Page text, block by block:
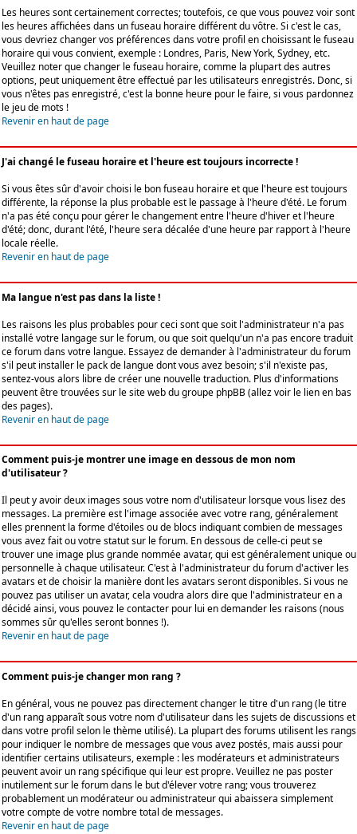
Les heures sont certainement correctes; toutefois, ce que vous pouvez voir sont
les heures affichées dans un fuseau horaire différent du vôtre. Si c'est le cas,
vous devriez changer vos préférences dans votre profil en choisissant le fuseau
horaire qui vous convient, exemple : Londres, Paris, New York, Sydney, etc.
Veuillez noter que changer le fuseau horaire, comme la plupart des autres
options, peut uniquement être effectué par les utilisateurs enregistrés. Donc, si
vous n'êtes pas enregistré, c'est la bonne heure pour le faire, si vous pardonnez
le jeu de mots !
Revenir en haut de page
J'ai changé le fuseau horaire et l'heure est toujours incorrecte !
Si vous êtes sûr d'avoir choisi le bon fuseau horaire et que l'heure est toujours
différente, la réponse la plus probable est le passage à l'heure d'été. Le forum
n'a pas été conçu pour gérer le changement entre l'heure d'hiver et l'heure
d'été; donc, durant l'été, l'heure sera décalée d'une heure par rapport à l'heure
locale réelle.
Revenir en haut de page
Ma langue n'est pas dans la liste !
Les raisons les plus probables pour ceci sont que soit l'administrateur n'a pas
installé votre langage sur le forum, ou que soit quelqu'un n'a pas encore traduit
ce forum dans votre langue. Essayez de demander à l'administrateur du forum
s'il peut installer le pack de langue dont vous avez besoin; s'il n'existe pas,
sentez-vous alors libre de créer une nouvelle traduction. Plus d'informations
peuvent être trouvées sur le site web du groupe phpBB (allez voir le lien en bas
des pages).
Revenir en haut de page
Comment puis-je montrer une image en dessous de mon nom
d'utilisateur ?
Il peut y avoir deux images sous votre nom d'utilisateur lorsque vous lisez des
messages. La première est l'image associée avec votre rang, généralement
elles prennent la forme d'étoiles ou de blocs indiquant combien de messages
vous avez fait ou votre statut sur le forum. En dessous de celle-ci peut se
trouver une image plus grande nommée avatar, qui est généralement unique ou
personnelle à chaque utilisateur. C'est à l'administrateur du forum d'activer les
avatars et de choisir la manière dont les avatars seront disponibles. Si vous ne
pouvez pas utiliser un avatar, cela voudra alors dire que l'administrateur en a
décidé ainsi, vous pouvez le contacter pour lui en demander les raisons (nous
sommes sûr qu'elles seront bonnes !).
Revenir en haut de page
Comment puis-je changer mon rang ?
En général, vous ne pouvez pas directement changer le titre d'un rang (le titre
d'un rang apparaît sous votre nom d'utilisateur dans les sujets de discussions et
dans votre profil selon le thème utilisé). La plupart des forums utilisent les rangs
pour indiquer le nombre de messages que vous avez postés, mais aussi pour
identifier certains utilisateurs, exemple : les modérateurs et administrateurs
peuvent avoir un rang spécifique qui leur est propre. Veuillez ne pas poster
inutilement sur le forum dans le but d'élever votre rang; vous trouverez
probablement un modérateur ou administrateur qui abaissera simplement
votre compte de votre nombre total de messages.
Revenir en haut de page